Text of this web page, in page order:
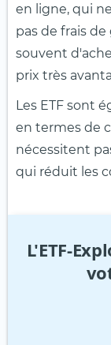
en ligne, qui
pas de frais
souvent
prix très
Les ETF sont
en termes de
nécessitent
qui réduit les
L'ETF-